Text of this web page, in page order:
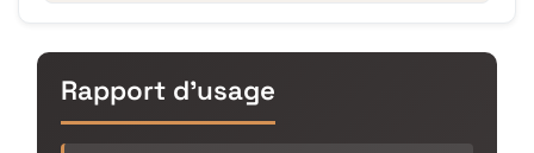
Rapport d'usage